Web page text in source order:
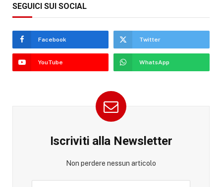
SEGUICI SUI SOCIAL
Facebook Twitter
YouTube WhatsApp
Iscriviti alla Newsletter
Non perdere nessun articolo